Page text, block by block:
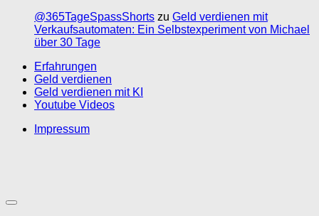
@365TageSpassShorts zu Geld verdienen mit
Verkaufsautomaten: Ein Selbstexperiment von Michael
über 30 Tage
Erfahrungen
Geld verdienen
Geld verdienen mit KI
Youtube Videos
Impressum